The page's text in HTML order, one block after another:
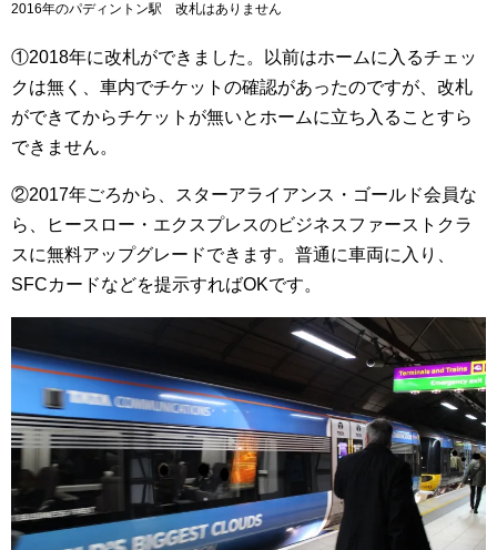
2016年のパディントン駅 改札はありません
①2018年に改札ができました。以前はホームに入るチェッ
クは無く、車内でチケットの確認があったのですが、改札
ができてからチケットが無いとホームに立ち入ることすら
できません。
②2017年ごろから、スターアライアンス・ゴールド会員な
ら、ヒースロー・エクスプレスのビジネスファーストクラ
スに無料アップグレードできます。普通に車両に入り、
SFCカードなどを提示すればOKです。